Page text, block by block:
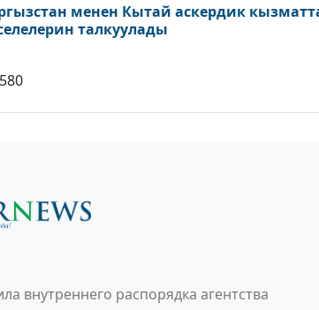
менен Кытай аскердик
талкуулады
внутреннего распорядка агентства